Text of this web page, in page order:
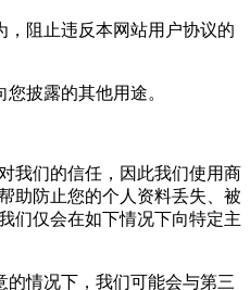
阻止违反本网站用户协议的
披露的其他用途。
们的信任，因此我们使用商
助防止您的个人资料丢失、被
们仅会在如下情况下向特定主
情况下，我们可能会与第三